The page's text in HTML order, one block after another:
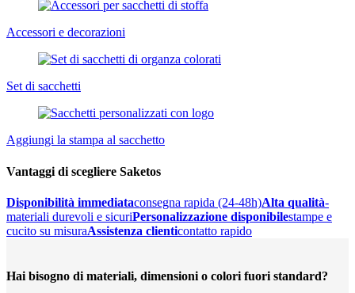
Accessori e decorazioni
Set di sacchetti
Aggiungi la stampa al sacchetto
Vantaggi di scegliere Saketos
Disponibilità immediataconsegna rapida (24-48h)Alta qualità-
materiali durevoli e sicuriPersonalizzazione disponibilestampe e
cucito su misuraAssistenza clienticontatto rapido
Hai bisogno di materiali, dimensioni o colori fuori standard?